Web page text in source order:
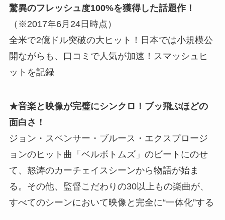
驚異のフレッシュ度100%を獲得した話題作！
（※2017年6月24日時点）
全米で2億ドル突破の大ヒット！日本では小規模公
開ながらも、口コミで人気が加速！スマッシュヒ
ットを記録
★音楽と映像が完璧にシンクロ！ブッ飛ぶほどの
面白さ！
ジョン・スペンサー・ブルース・エクスプロージ
ョンのヒット曲「ベルボトムズ」のビートにのせ
て、怒涛のカーチェイスシーンから物語が始ま
る。その他、監督こだわりの30以上もの楽曲が、
すべてのシーンにおいて映像と完全に“一体化”する